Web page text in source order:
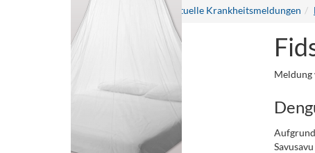
Tropeninstitut.de Aktuelle Krankheitsmeldungen
Meldung